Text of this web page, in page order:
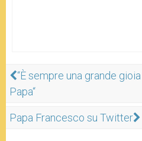
“È sempre una grande
Papa“
Papa Francesco su Twitter